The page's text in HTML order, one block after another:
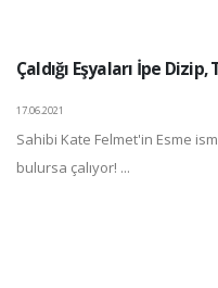
Çaldığı Eşyaları İpe
17.06.2021
Sahibi Kate Felmet'in Esme
bulursa çalıyor! ...